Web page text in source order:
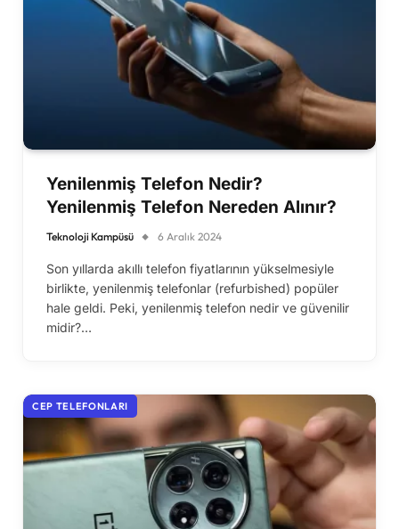
Yenilenmiş Telefon Nedir?
Yenilenmiş Telefon Nereden Alınır?
Teknoloji Kampüsü 6 Aralık 2024
Son yıllarda akıllı telefon fiyatlarının yükselmesiyle
birlikte, yenilenmiş telefonlar (refurbished) popüler
hale geldi. Peki, yenilenmiş telefon nedir ve güvenilir
midir?…
CEP TELEFONLARI